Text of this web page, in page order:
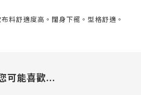
料舒適度高。闊身下襬。型格舒適。
可能喜歡...